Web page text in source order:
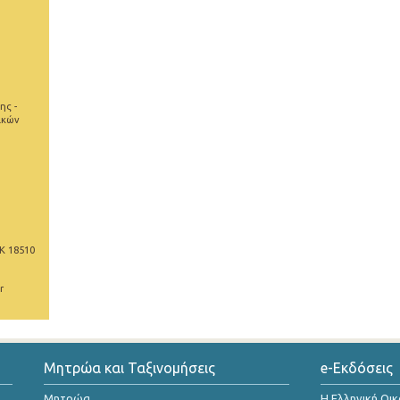
-
18510
Μητρώα και Ταξινομήσεις e-Εκδόσεις